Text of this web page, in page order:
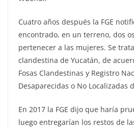
Cuatro años después la FGE
encontrado, en un terreno, dos
pertenecer a las mujeres. Se
clandestina de Yucatán, de
Fosas Clandestinas y Registro
Desaparecidas o No Localizadas
En 2017 la FGE dijo que haría
luego entregarían los restos de